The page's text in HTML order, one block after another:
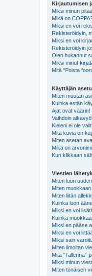
Kirjautumisen
Miksi minun
Mikä on
Miksi en voi
Rekisteröidyin,
Miksi en voi
Rekisteröidyin
Olen hukannut
Miksi minut
Mitä “Poista
Käyttäjän
Miten muutan
Kuinka estän
Ajat ovat väärin!
Vaihdoin
Kieleni ei ole
Mitä kuvia on
Miten asetan
Mikä on
Kun klikkaan
Viestien
Miten luon
Miten
Miten liitän
Kuinka luon
Miksi en voi
Kuinka
Miksi en pääse
Miksi en voi
Miksi sain
Miten ilmoitan
Mitä
Miksi minun
Miten tönäisen